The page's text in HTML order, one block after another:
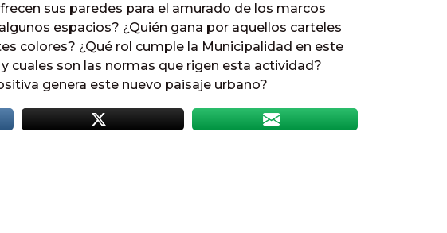
sus paredes para el amurado de los marcos
espacios? ¿Quién gana por aquellos carteles
colores? ¿Qué rol cumple la Municipalidad en este
cuales son las normas que rigen esta actividad?
genera este nuevo paisaje urbano?